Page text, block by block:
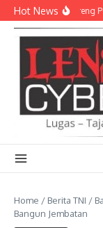
Lewati ke konten
Hot NewsNgopi Bareng
Home / Berita TNI /
Bangun Jembatan